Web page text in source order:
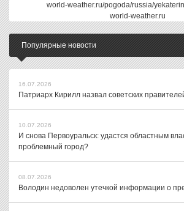
world-weather.ru/pogoda/russia/
world-weather.ru
Популярные новости
16.07.2026
Патриарх Кирилл назвал советских
10.07.2026
И снова Первоуральск: удастся областным
проблемный город?
08.07.2026
Володин недоволен утечкой информации о